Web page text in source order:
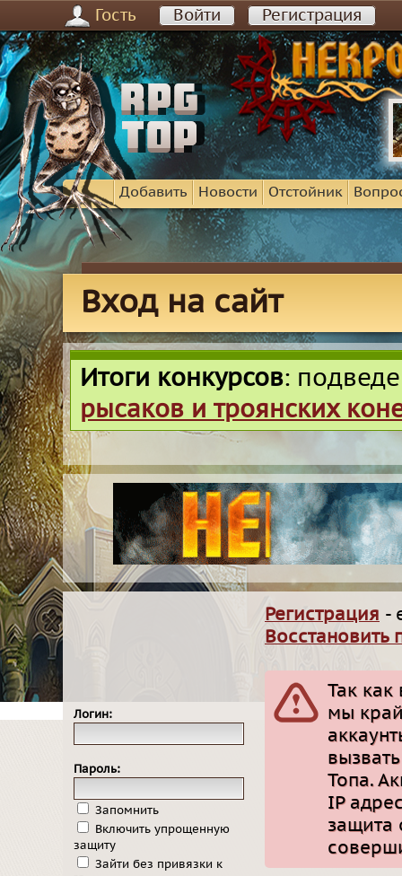
Гость Войти Регистрация
Добавить Новости Отстойник
Вход на сайт
Итоги конкурсов:
рысаков и троянских
Логин:
Пароль:
Запомнить
Включить упрощенную
защиту
Зайти без привязки к
Регистрация -
Восстановить
Так как
мы
Топа.
IP
защита